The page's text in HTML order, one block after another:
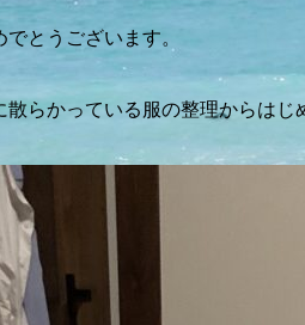
とうございます。
散らかっている服の整理からはじ